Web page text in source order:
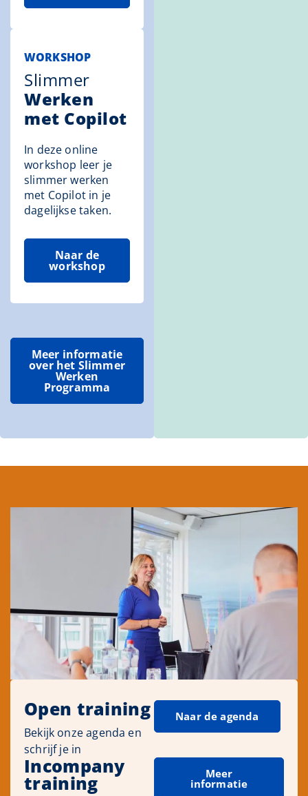
WORKSHOP
Slimmer
Werken
met Copilot
In deze online
workshop leer je
slimmer werken
met Copilot in je
dagelijkse taken.
Naar de
workshop
Meer informatie
over het Slimmer
Werken
Programma
Open training
Bekijk onze agenda en
schrijf je in
Naar de agenda
Incompany
training Meer
informatie